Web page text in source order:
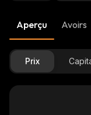
Aperçu Avoirs
Prix